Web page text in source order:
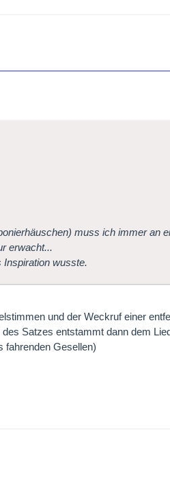
muss ich immer an
erwacht...
wusste.
und der Weckruf einer
Satzes entstammt dann dem
fahrenden Gesellen)